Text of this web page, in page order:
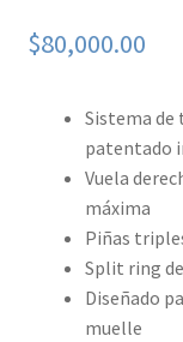
$80,000.00
Sistema de
patentado
Vuela
máxima
Piñas
Split ring
Diseñado
muelle